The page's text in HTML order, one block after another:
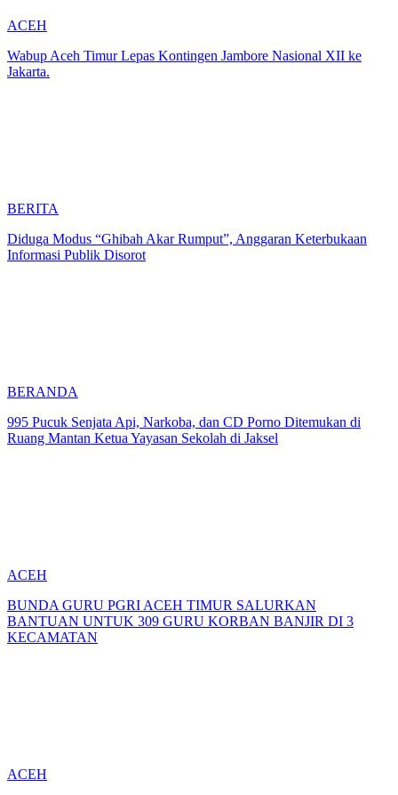
ACEH
Wabup Aceh Timur Lepas Kontingen Jambore Nasional XII ke
Jakarta.
BERITA
Diduga Modus “Ghibah Akar Rumput”, Anggaran Keterbukaan
Informasi Publik Disorot
BERANDA
995 Pucuk Senjata Api, Narkoba, dan CD Porno Ditemukan di
Ruang Mantan Ketua Yayasan Sekolah di Jaksel
ACEH
BUNDA GURU PGRI ACEH TIMUR SALURKAN
BANTUAN UNTUK 309 GURU KORBAN BANJIR DI 3
KECAMATAN
ACEH